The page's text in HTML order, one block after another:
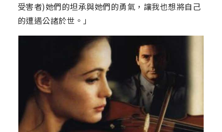
受害者)她們的坦承與她們的勇氣，讓我也想將自己
的遭遇公諸於世。」